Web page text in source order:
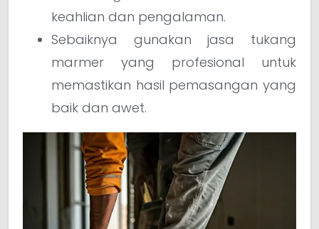
keahlian dan pengalaman.
Sebaiknya gunakan jasa tukang
marmer yang profesional untuk
memastikan hasil pemasangan yang
baik dan awet.